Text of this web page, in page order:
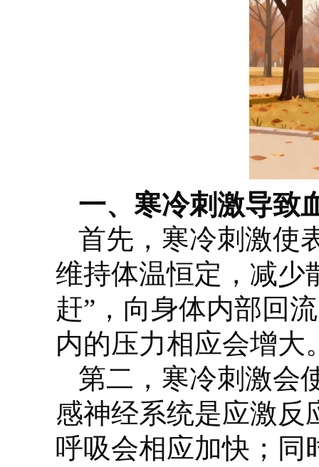
一、寒冷刺激导致
首先，寒冷刺激使
维持体温恒定，减少
赶”，向身体内部回
内的压力相应会增大
第二，寒冷刺激会
感神经系统是应激反
呼吸会相应加快；同